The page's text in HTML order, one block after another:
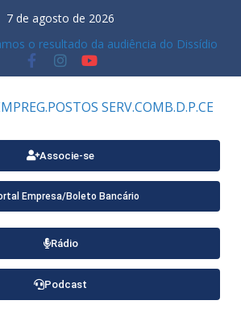
7 de agosto de 2026
o resultado da audiência do Dissídio
da nossa categoria, realizada no
05/06
de Estacionamentos e Lava-rápidos
o Ceará no futuro do
PARA MENSAGEM COM VÍRUS
Associe-se
Empresa/Boleto Bancário
Rádio
Podcast